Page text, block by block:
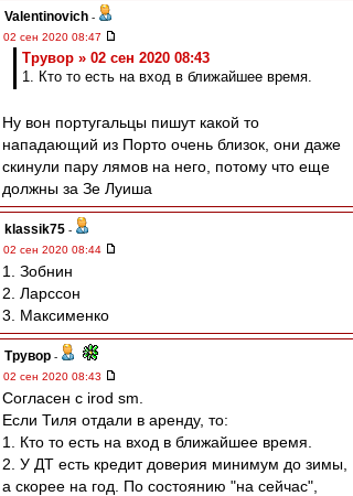
Valentinovich -
02 сен 2020 08:47
Трувор » 02 сен 2020 08:43
1. Кто то есть на вход в ближайшее время.
Ну вон португальцы пишут какой то
нападающий из Порто очень близок, они даже
скинули пару лямов на него, потому что еще
должны за Зе Луиша
klassik75 -
02 сен 2020 08:44
1. Зобнин
2. Ларссон
3. Максименко
Трувор -
02 сен 2020 08:43
Согласен с irod sm.
Если Тиля отдали в аренду, то:
1. Кто то есть на вход в ближайшее время.
2. У ДТ есть кредит доверия минимум до зимы,
а скорее на год. По состоянию "на сейчас",